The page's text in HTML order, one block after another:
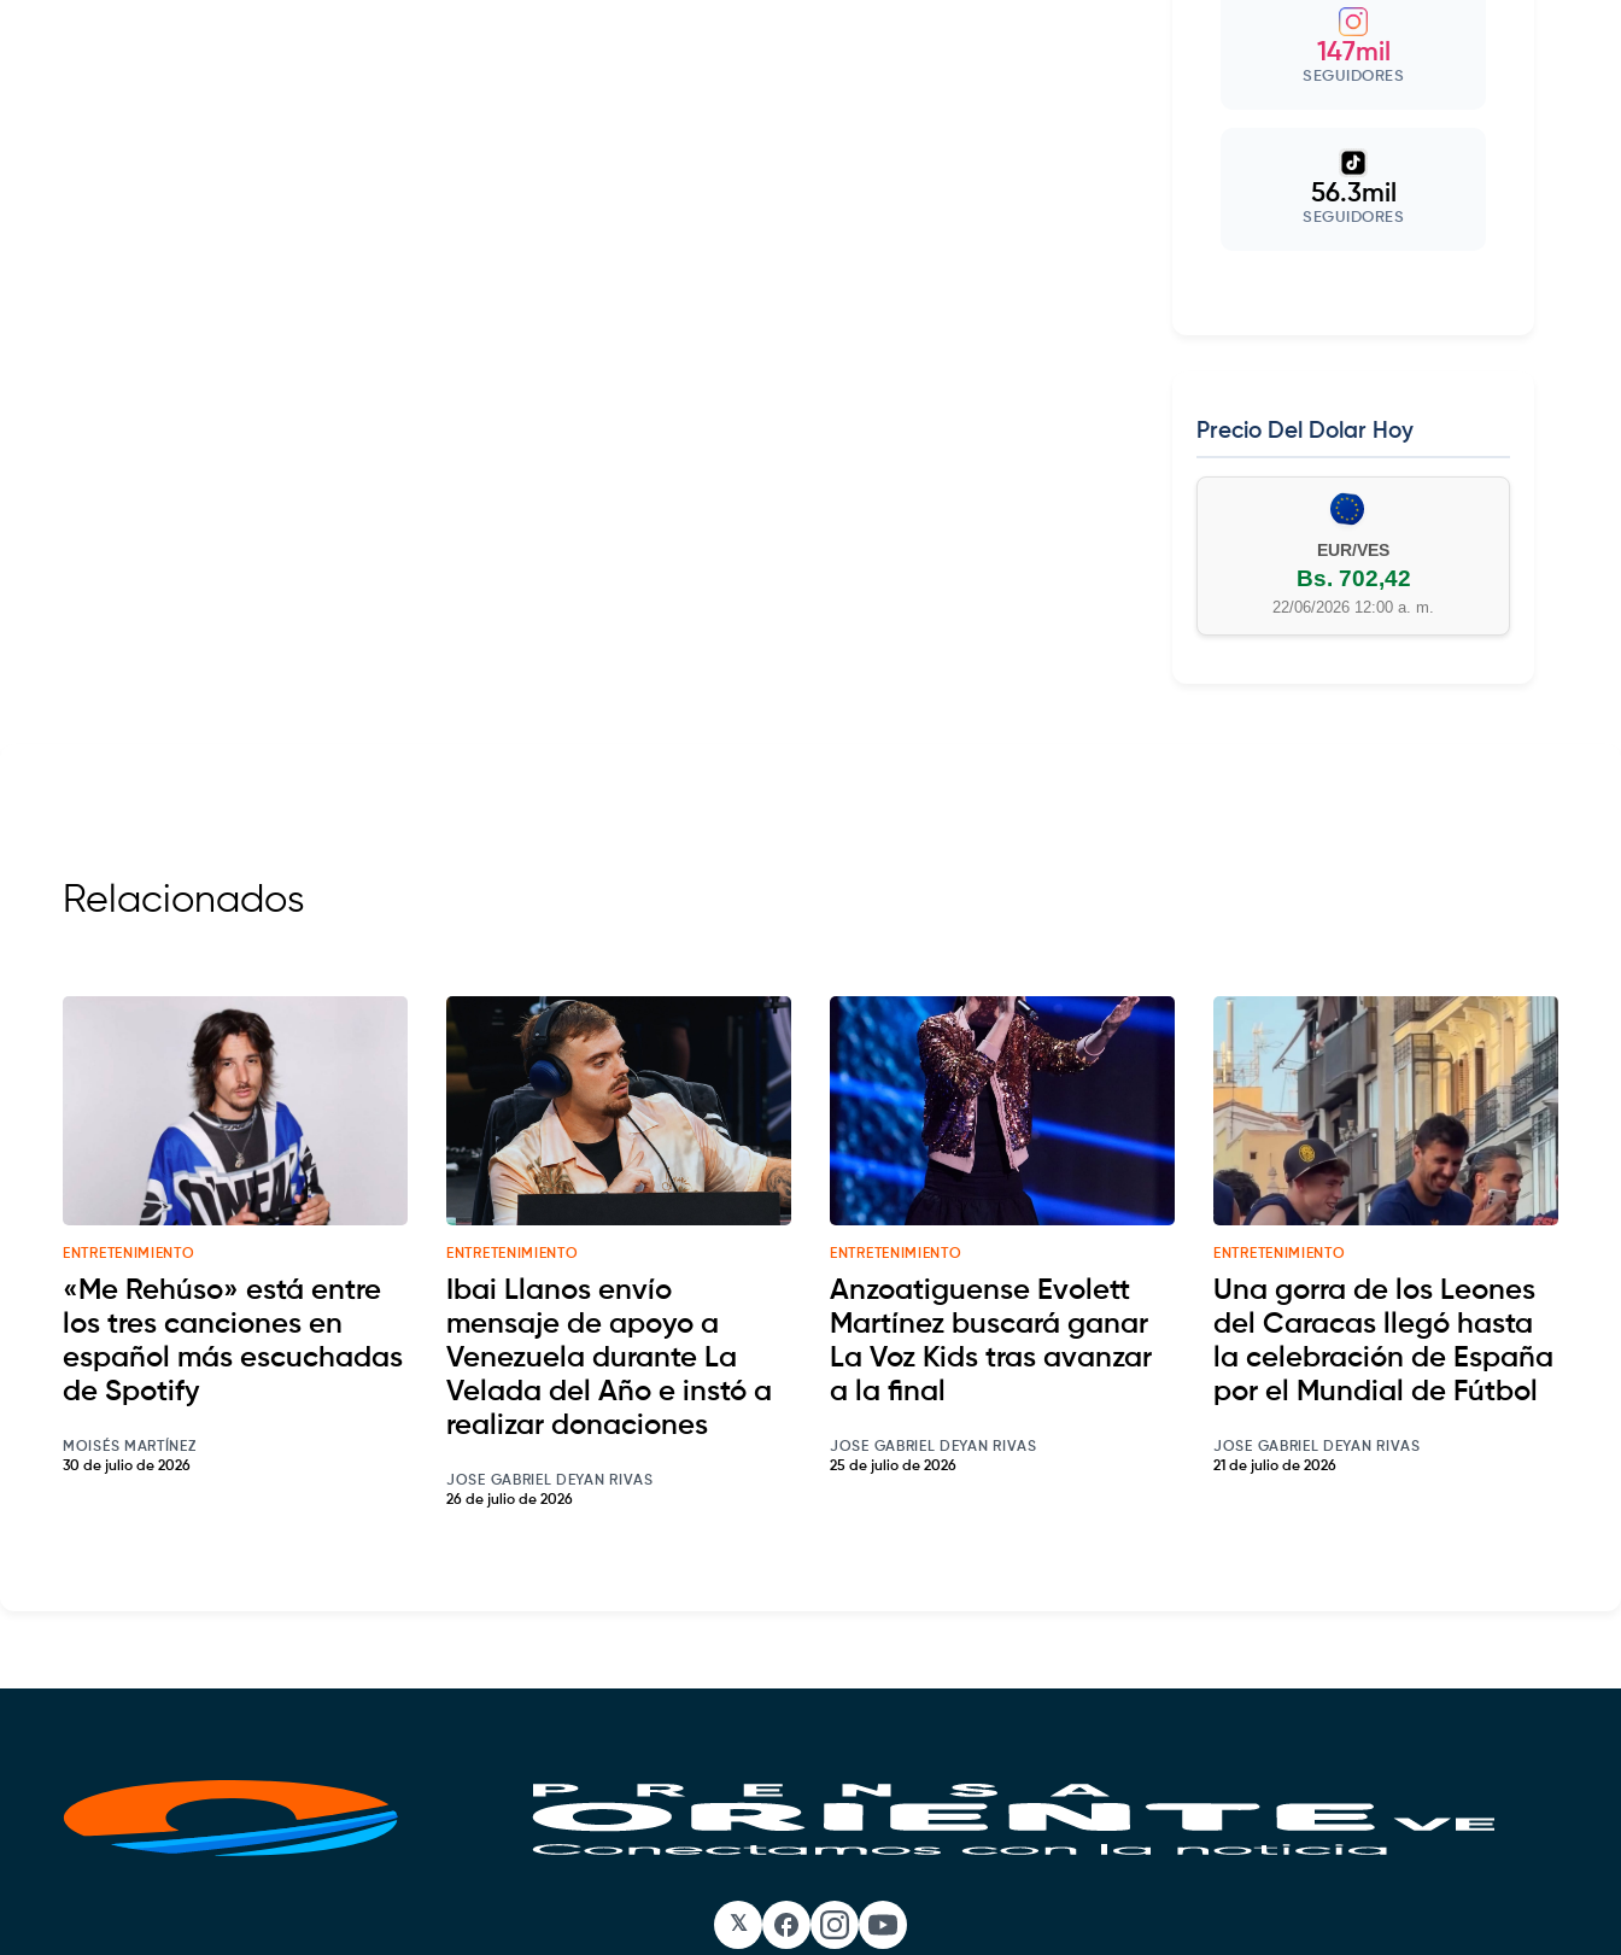
147mil
SEGUIDORES
56.3mil
SEGUIDORES
Precio Del Dolar Hoy
EUR/VES
Bs. 702,42
22/06/2026 12:00 a. m.
Relacionados
ENTRETENIMIENTO
«Me Rehúso» está entre
los tres canciones en
español más escuchadas
de Spotify
MOISÉS MARTÍNEZ
30 de julio de 2026
ENTRETENIMIENTO
Ibai Llanos envío
mensaje de apoyo a
Venezuela durante La
Velada del Año e instó a
realizar donaciones
JOSE GABRIEL DEYAN RIVAS
26 de julio de 2026
ENTRETENIMIENTO
Anzoatiguense Evolett
Martínez buscará ganar
La Voz Kids tras avanzar
a la final
JOSE GABRIEL DEYAN RIVAS
25 de julio de 2026
ENTRETENIMIENTO
Una gorra de los Leones
del Caracas llegó hasta
la celebración de España
por el Mundial de Fútbol
JOSE GABRIEL DEYAN RIVAS
21 de julio de 2026
𝕏 Facebook
Instagram
YouTube